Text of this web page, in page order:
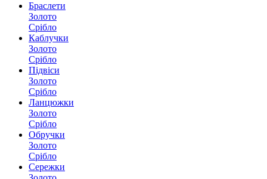
Браслети
Золото
Срібло
Каблучки
Золото
Срібло
Підвіси
Золото
Срібло
Ланцюжки
Золото
Срібло
Обручки
Золото
Срібло
Сережки